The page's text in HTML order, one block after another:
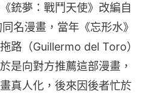
銃夢：戰鬥天使》改編自
名漫畫，當年《忘形水》
路（Guillermo del Toro）
是向對方推薦這部漫畫，
真人化，後來因後者忙於